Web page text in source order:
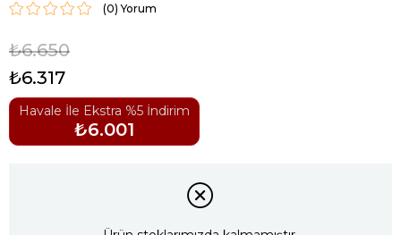
(0)
₺6.650
₺6.317
Havale İle Ekstra %5 İndirim
₺6.001